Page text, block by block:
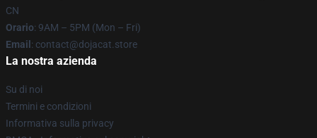
CN
Orario: 9AM – 5PM (Mon – Fri)
Email : contact@dojacat.store
La nostra azienda
Su di noi
Termini e condizioni
Informativa sulla privacy